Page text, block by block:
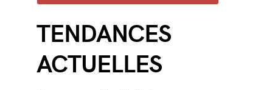
TENDANCES
ACTUELLES